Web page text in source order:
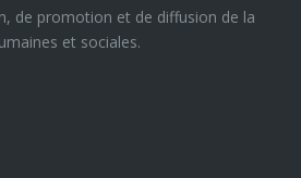
de promotion et de diffusion de la
et sociales.